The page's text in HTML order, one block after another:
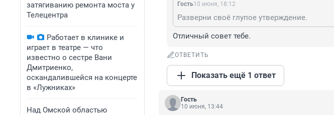
затягиванию ремонта моста у
Телецентра
Работает в клинике и
играет в театре — что
известно о сестре Вани
Дмитриенко,
оскандалившейся на концерте
в «Лужниках»
Над Омской областью
Гость10 июня, 18:12
Разверни своё глупое утверждение.
Отличный совет тебе.
ОТВЕТИТЬ
Показать ещё 1 ответ
Гость
10 июня, 13:44